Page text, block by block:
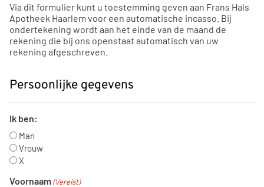
Via dit formulier kunt u toestemming geven aan Frans Hals
Apotheek Haarlem voor een automatische incasso. Bij
ondertekening wordt aan het einde van de maand de
rekening die bij ons openstaat automatisch van uw
rekening afgeschreven.
Persoonlijke gegevens
Ik ben:
Man
Vrouw
X
Voornaam (Vereist)